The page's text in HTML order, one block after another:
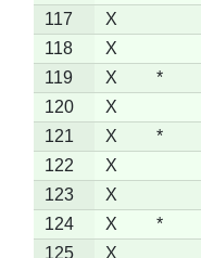
117
X
118
X
119
X *
120
X
121
X *
122
X
123
X
124
X *
125
X